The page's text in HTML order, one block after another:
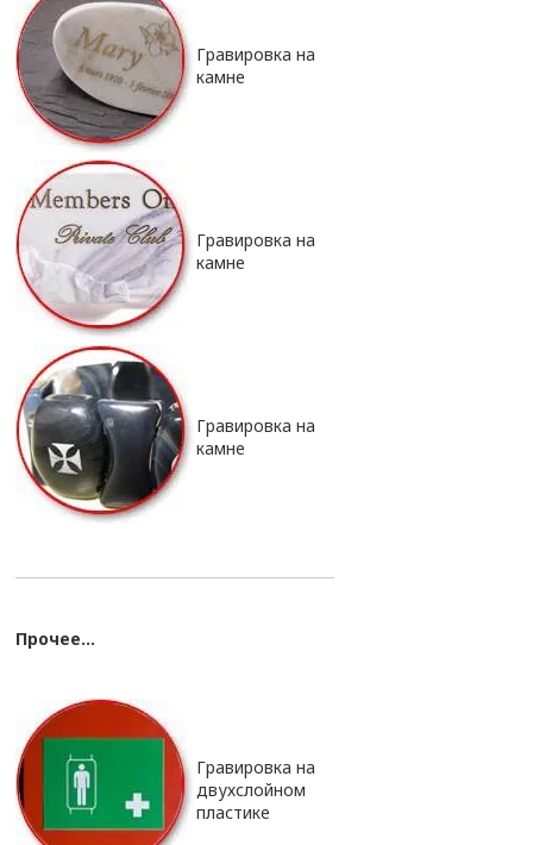
Гравировка на
камне
Гравировка на
камне
Гравировка на
камне
Прочее...
Гравировка на
двухслойном
пластике